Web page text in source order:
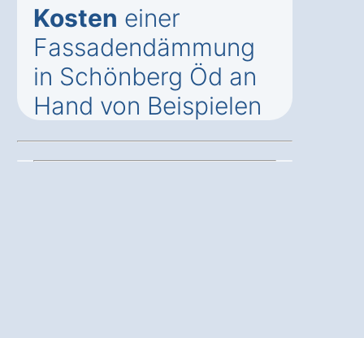
Kosten einer
Fassadendämmung
in Schönberg Öd an
Hand von Beispielen